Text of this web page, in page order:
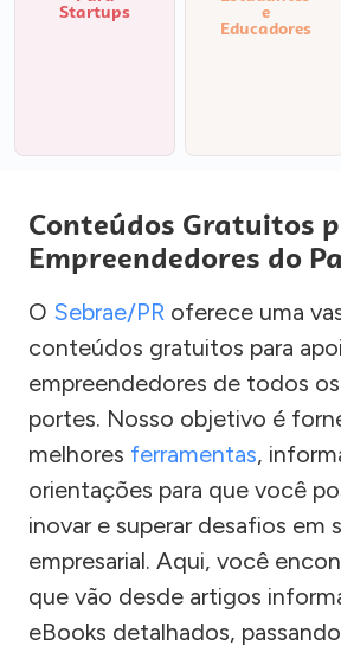
Startups e
Educadores
Conteúdos Gratuitos
Empreendedores do
O Sebrae/PR oferece uma
conteúdos gratuitos para
empreendedores de todos
portes. Nosso objetivo é
melhores ferramentas,
orientações para que você
inovar e superar desafios em
empresarial. Aqui, você
que vão desde artigos
eBooks detalhados,